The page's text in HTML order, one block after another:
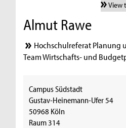
View
Almut Rawe
Hochschulreferat Planung
Team Wirtschafts- und
Campus Südstadt
Gustav-Heinemann-Ufer 54
50968 Köln
Raum 314